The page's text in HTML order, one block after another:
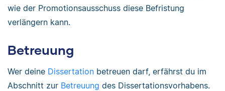
wie der Promotionsausschuss diese Befristung
verlängern kann.
Betreuung
Wer deine Dissertation betreuen darf, erfährst du im
Abschnitt zur Betreuung des Dissertationsvorhabens.